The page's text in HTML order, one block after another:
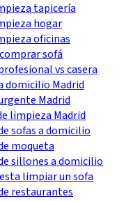
tapicería
hogar
oficinas
sofá
vs casera
domicilio Madrid
Madrid
limpieza Madrid
sofas a domicilio
moqueta
sillones a domicilio
limpiar un sofa
restaurantes